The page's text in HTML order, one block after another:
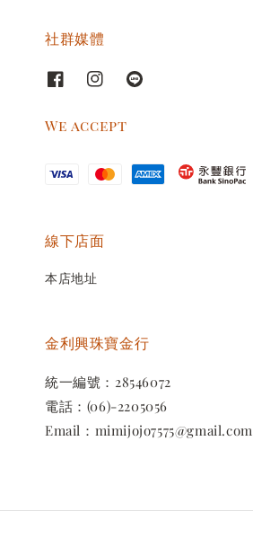
社群媒體
We accept
線下店面
本店地址
金利興珠寶金行
統一編號：28546072
電話：(06)-2205056
Email：mimijojo7575@gmail.com